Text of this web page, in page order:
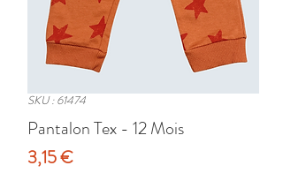
SKU : 61474
Pantalon Tex - 12 Mois
3,15 €Prix